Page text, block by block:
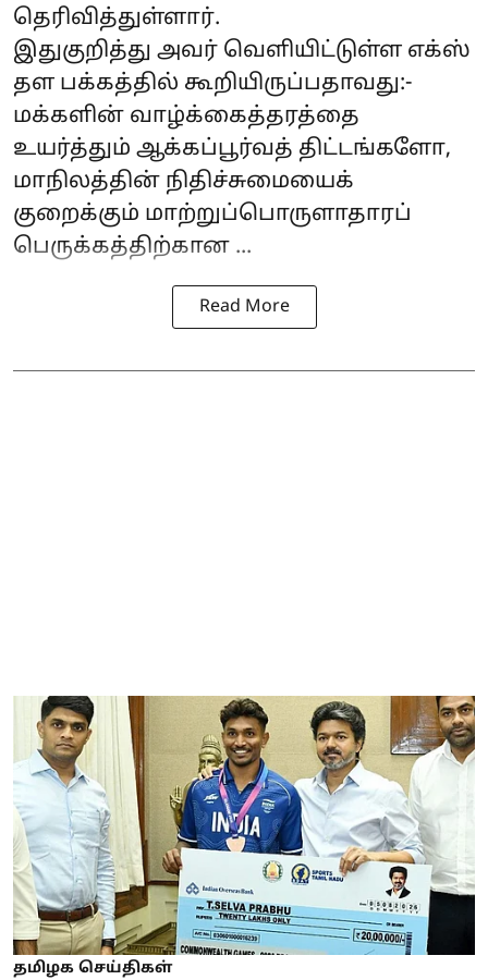
தெரிவித்துள்ளார்.
இதுகுறித்து அவர் வெளியிட்டுள்ள எக்ஸ்
தள பக்கத்தில் கூறியிருப்பதாவது:-
மக்களின் வாழ்க்கைத்தரத்தை
உயர்த்தும் ஆக்கப்பூர்வத் திட்டங்களோ,
மாநிலத்தின் நிதிச்சுமையைக்
குறைக்கும் மாற்றுப்பொருளாதாரப்
பெருக்கத்திற்கான ...
Read More
தமிழக செய்திகள்